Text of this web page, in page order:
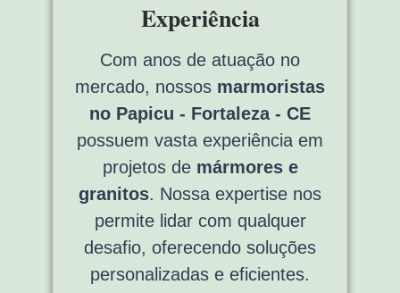
Experiência
Com anos de atuação no
mercado, nossos marmoristas
no Papicu - Fortaleza - CE
possuem vasta experiência em
projetos de mármores e
granitos. Nossa expertise nos
permite lidar com qualquer
desafio, oferecendo soluções
personalizadas e eficientes.